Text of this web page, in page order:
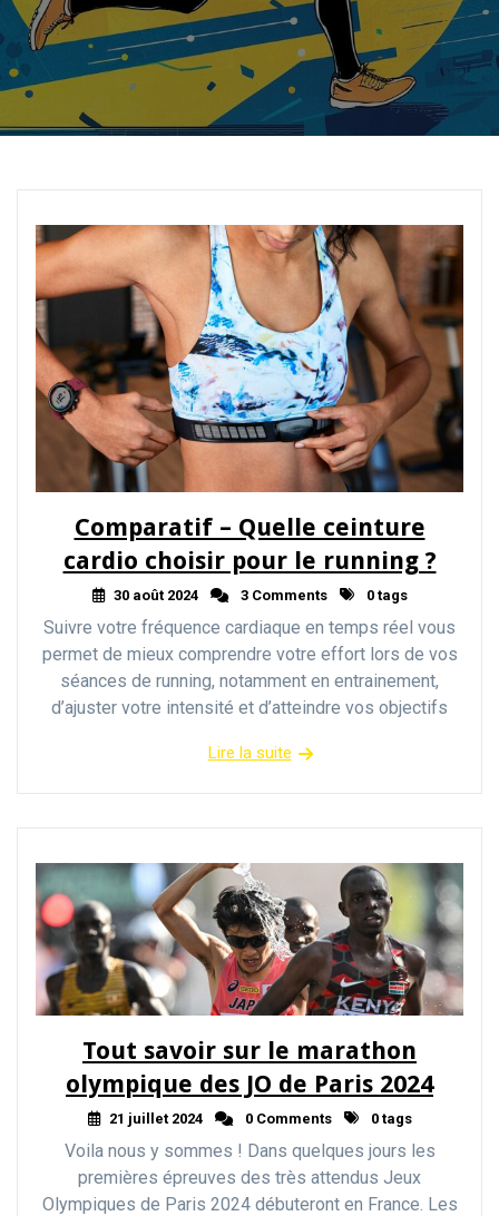
Comparatif – Quelle ceinture
cardio choisir pour le running ?
30 août 2024 3 Comments 0 tags
Suivre votre fréquence cardiaque en temps réel vous
permet de mieux comprendre votre effort lors de vos
séances de running, notamment en entrainement,
d’ajuster votre intensité et d’atteindre vos objectifs
Lire la suite
Tout savoir sur le marathon
olympique des JO de Paris 2024
21 juillet 2024 0 Comments 0 tags
Voila nous y sommes ! Dans quelques jours les
premières épreuves des très attendus Jeux
Olympiques de Paris 2024 débuteront en France. Les